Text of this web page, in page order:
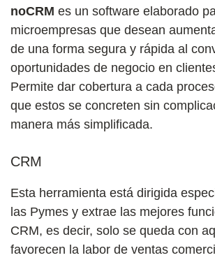
noCRM es un software elaborado
microempresas que desean
de una forma segura y rápida al
oportunidades de negocio en
Permite dar cobertura a cada
que estos se concreten sin
manera más simplificada.
CRM
Esta herramienta está dirigida
las Pymes y extrae las mejores
CRM, es decir, solo se queda con
favorecen la labor de ventas